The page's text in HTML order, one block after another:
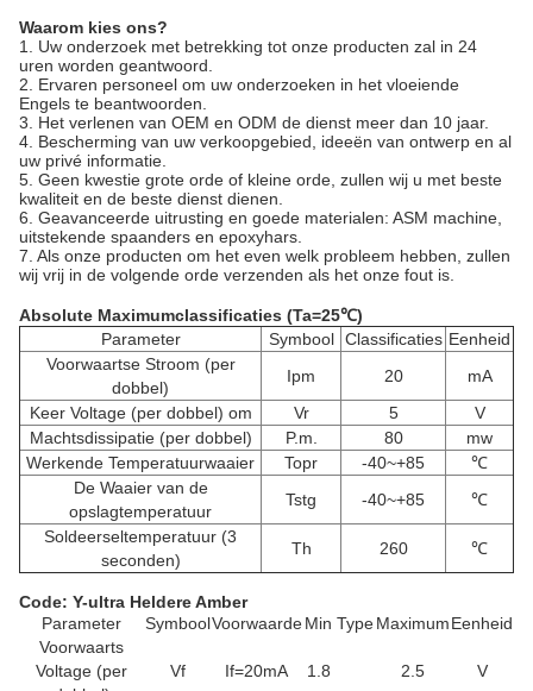
Waarom kies ons?
1. Uw onderzoek met betrekking tot onze producten zal in 24
uren worden geantwoord.
2. Ervaren personeel om uw onderzoeken in het vloeiende
Engels te beantwoorden.
3. Het verlenen van OEM en ODM de dienst meer dan 10 jaar.
4. Bescherming van uw verkoopgebied, ideeën van ontwerp en al
uw privé informatie.
5. Geen kwestie grote orde of kleine orde, zullen wij u met beste
kwaliteit en de beste dienst dienen.
6. Geavanceerde uitrusting en goede materialen: ASM machine,
uitstekende spaanders en epoxyhars.
7. Als onze producten om het even welk probleem hebben, zullen
wij vrij in de volgende orde verzenden als het onze fout is.
Absolute Maximumclassificaties (Ta=25℃)
Parameter
Symbool Classificaties Eenheid
Voorwaartse Stroom (per
dobbel)
Ipm 20
mA
Keer Voltage (per dobbel) om
Vr 5
V
Machtsdissipatie (per dobbel)
P.m. 80
mw
Werkende Temperatuurwaaier
Topr -40~+85
℃
De Waaier van de
opslagtemperatuur
Tstg -40~+85
℃
Soldeerseltemperatuur (3
seconden)
Th 260 ℃
Code: Y-ultra Heldere Amber
Parameter
SymboolVoorwaarde Min Type MaximumEenheid
Voorwaarts
Voltage (per
Vf If=20mA 1.8 2.5 V